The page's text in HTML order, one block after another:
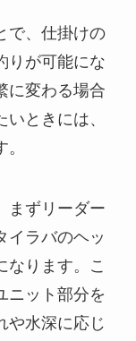
で、仕掛けの
りが可能にな
に変わる場合
ときには、
まずリーダー
イラバのヘッ
なります。こ
ニット部分を
や水深に応じ